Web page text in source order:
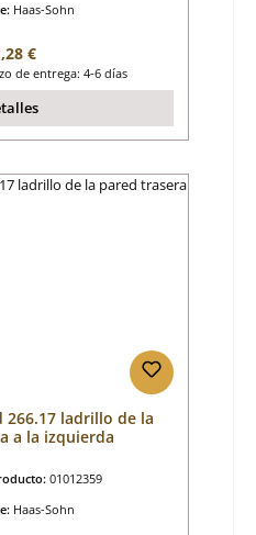
Haas-Sohn
normal:
€
de entrega: 4-6 días
266.17 ladrillo de la
a la izquierda
01012359
Haas-Sohn